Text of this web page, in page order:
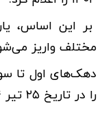
بر این اساس،
مختلف واریز
را در تاریخ ۲۵ تیر ۱۴۰۴ ساعت ۲۴ دریافت خواهند کرد.